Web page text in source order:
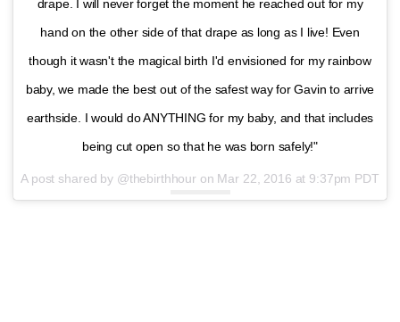
drape. I will never forget the moment he reached out for my
hand on the other side of that drape as long as I live! Even
though it wasn't the magical birth I'd envisioned for my rainbow
baby, we made the best out of the safest way for Gavin to arrive
earthside. I would do ANYTHING for my baby, and that includes
being cut open so that he was born safely!"
A post shared by @thebirthhour on Mar 22, 2016 at 9:37pm PDT